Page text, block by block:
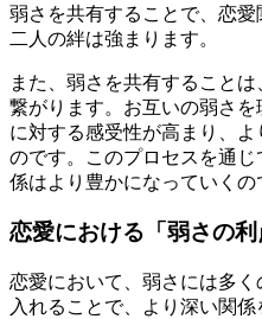
弱さを共有することで、恋愛
二人の絆は強まります。
また、弱さを共有すること
繋がります。お互いの弱さ
に対する感受性が高まり、
のです。このプロセスを通
係はより豊かになっていくの
恋愛における「弱さの利
恋愛において、弱さには多
入れることで、より深い関